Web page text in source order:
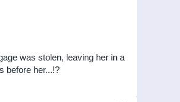
was stolen, leaving her in a
before her...!?